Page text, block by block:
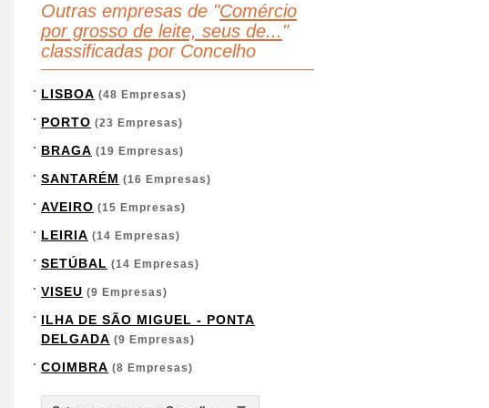
Outras empresas de "Comércio
por grosso de leite, seus de... "
classificadas por Concelho
LISBOA (48 Empresas)
PORTO (23 Empresas)
BRAGA (19 Empresas)
SANTARÉM (16 Empresas)
AVEIRO (15 Empresas)
LEIRIA (14 Empresas)
SETÚBAL (14 Empresas)
VISEU (9 Empresas)
ILHA DE SÃO MIGUEL - PONTA
DELGADA (9 Empresas)
COIMBRA (8 Empresas)